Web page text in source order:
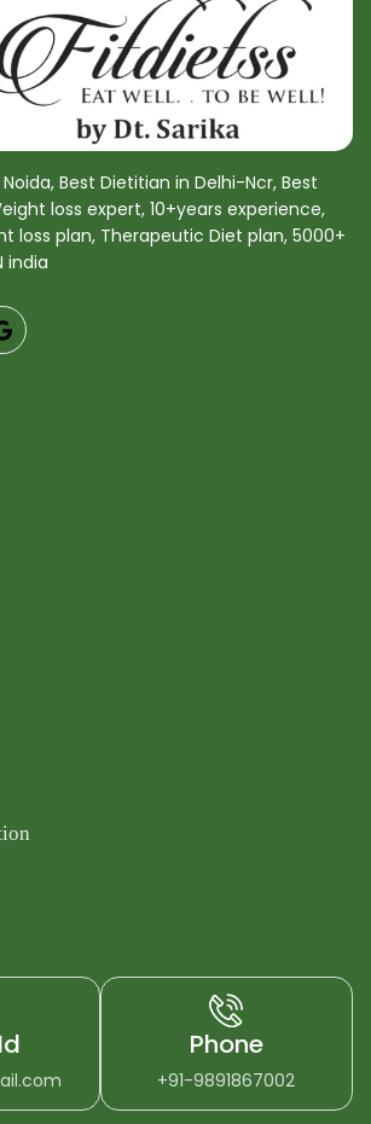
Best Dietitian in Delhi-Ncr, Best
loss expert, 10+years experience,
loss plan, Therapeutic Diet plan, 5000+
india
Phone
+91-9891867002